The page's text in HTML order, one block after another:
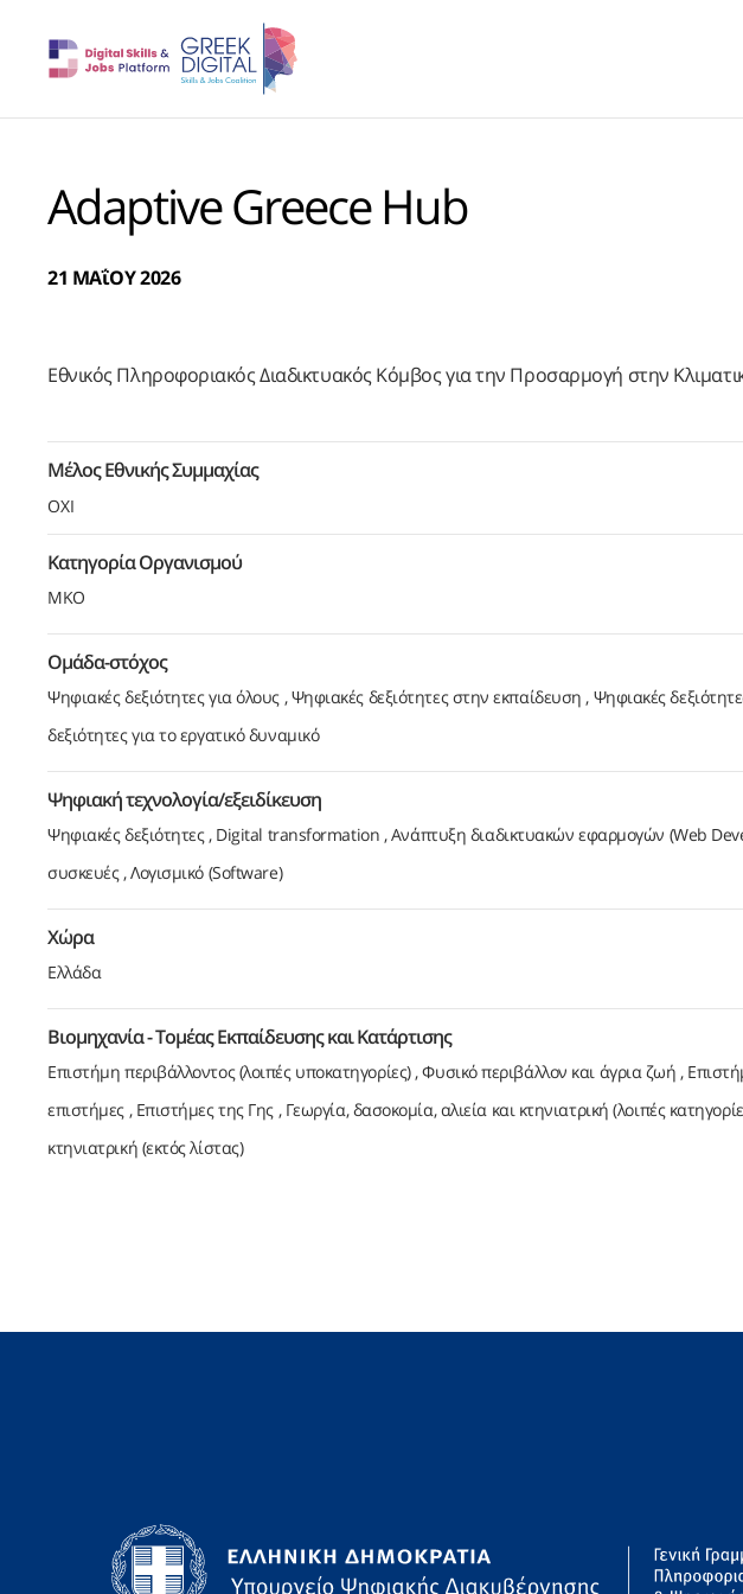
Adaptive Greece Hub
21 ΜΑΐΟΥ 2026
Εθνικός Πληροφοριακός Διαδικτυακός Κόμβος για την Προσαρμογή στην
Μέλος Εθνικής Συμμαχίας
ΟΧΙ
Κατηγορία Οργανισμού
ΜΚΟ
Ομάδα-στόχος
Ψηφιακές δεξιότητες για όλους Ψηφιακές δεξιότητες στην εκπαίδευση Ψηφιακές
δεξιότητες για το εργατικό δυναμικό
Ψηφιακή τεχνολογία/εξειδίκευση
Ψηφιακές δεξιότητες Digital transformation Ανάπτυξη διαδικτυακών εφαρμογών (Web
συσκευές Λογισμικό (Software)
Χώρα
Ελλάδα
Βιομηχανία - Τομέας Εκπαίδευσης και Κατάρτισης
Επιστήμη περιβάλλοντος (λοιπές υποκατηγορίες) Φυσικό περιβάλλον και άγρια ​​ζωή
επιστήμες
Επιστήμες της Γης Γεωργία, δασοκομία, αλιεία και κτηνιατρική (λοιπές
κτηνιατρική (εκτός λίστας)